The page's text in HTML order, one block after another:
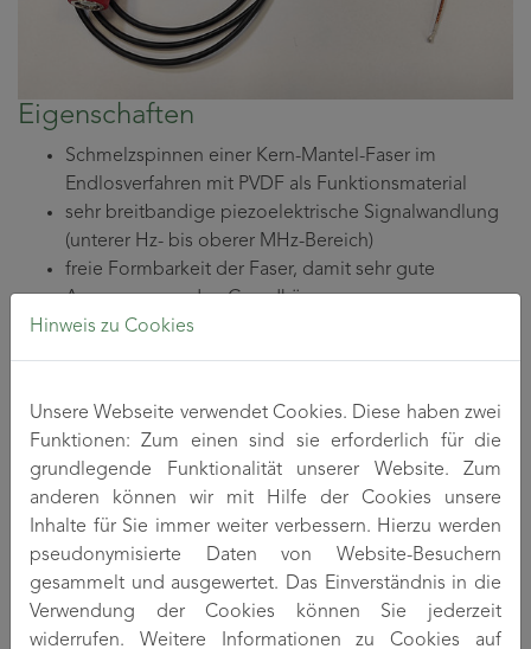
Eigenschaften
Schmelzspinnen einer Kern-Mantel-Faser im
Endlosverfahren mit PVDF als Funktionsmaterial
sehr breitbandige piezoelektrische Signalwandlung
(unterer Hz- bis oberer MHz-Bereich)
freie Formbarkeit der Faser, damit sehr gute
Anpassung an den Grundkörper
flexible Länge der Sensorfasern (cm- bis m-Bereich)
Durchmesser 0.8 … 1.2 mm
(polymere, mineralische) möglich
Anwendungsgebiete
Maschinenbau : Erkennung von Werkzeugverschleiß
durch die Körperschallanalyse (Einsatz der Piezofaser
als linearer, integraler Sensor auch als
Nachrüstmöglichkeit bestehender Maschinen)
Verbundwerkstoffe:Erkennung von Materialfehlern
und der Werkstoffalterung durch Viskositätsabbau
Hinweis zu Cookies
Unsere Webseite verwendet Cookies. Diese haben zwei
Funktionen: Zum einen sind sie erforderlich für die
grundlegende Funktionalität unserer Website. Zum
anderen können wir mit Hilfe der Cookies unsere
Inhalte für Sie immer weiter verbessern. Hierzu werden
pseudonymisierte Daten von Website-Besuchern
gesammelt und ausgewertet. Das Einverständnis in die
Verwendung der Cookies können Sie jederzeit
widerrufen. Weitere Informationen zu Cookies auf